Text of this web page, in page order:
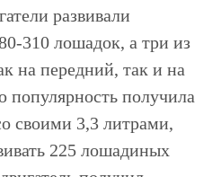
развивали
310 лошадок, а три из
на передний, так и на
получила
своими 3,3 литрами,
225 лошадиных